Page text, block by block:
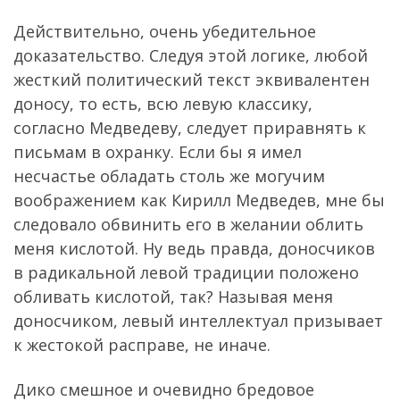
Действительно, очень убедительное
доказательство. Следуя этой логике, любой
жесткий политический текст эквивалентен
доносу, то есть, всю левую классику,
согласно Медведеву, следует приравнять к
письмам в охранку. Если бы я имел
несчастье обладать столь же могучим
воображением как Кирилл Медведев, мне бы
следовало обвинить его в желании облить
меня кислотой. Ну ведь правда, доносчиков
в радикальной левой традиции положено
обливать кислотой, так? Называя меня
доносчиком, левый интеллектуал призывает
к жестокой расправе, не иначе.
Дико смешное и очевидно бредовое